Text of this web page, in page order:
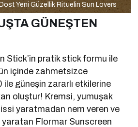
Yeni Güzellik Rituelin Sun Lovers
GÜNEŞTEN
Stick’in pratik stick formu ile
içinde zahmetsizce
güneşin zararlı etkilerine
oluştur! Kremsi, yumuşak
yaratmadan nem veren ve
Flormar Sunscreen